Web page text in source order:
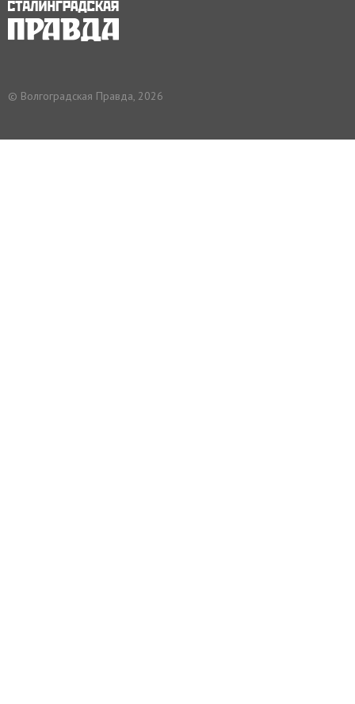
© Волгоградская Правда, 2026